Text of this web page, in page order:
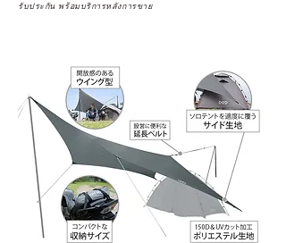
รับประกัน พร้อมบริการหลังการขาย